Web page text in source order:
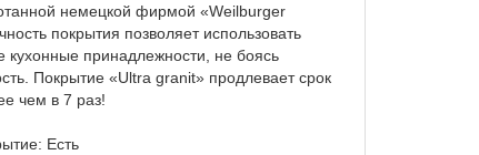
немецкой фирмой «Weilburger
покрытия позволяет использовать
кухонные принадлежности, не боясь
Покрытие «Ultra granit» продлевает срок
чем в 7 раз!
Есть